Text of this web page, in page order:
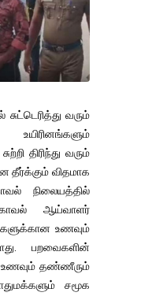
வரும்
திரிந்து வரும்
தீர்க்கும் விதமாக
நிலையத்தில்
ஆய்வாளர்
உணவும்
பறவைகளின்
உணவும் தண்ணீரும்
சமூக